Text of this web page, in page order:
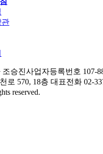
관
조승진사업자등록번호 107-
로 570, 18층 대표전화 02-
reserved.